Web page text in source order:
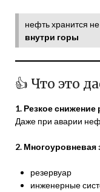
нефть хранится
внутри горы
👍 Что это
1. Резкое снижение
Даже при аварии
2. Многоуровневая
резервуар
инженерные